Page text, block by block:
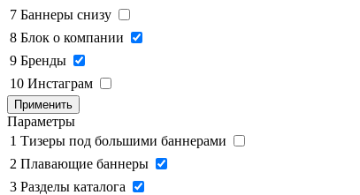
7 Баннеры снизу
8 Блок о компании
9 Бренды
10 Инстаграм
Применить
Параметры
1 Тизеры под большими баннерами
2 Плавающие баннеры
3 Разделы каталога